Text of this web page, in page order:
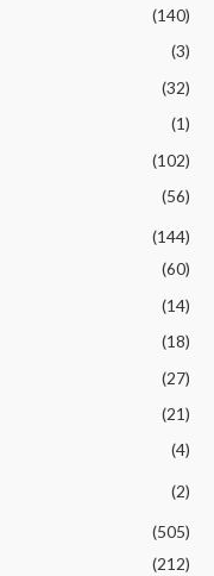
(140)
(3)
(32)
(1)
(102)
(56)
(144)
(60)
(14)
(18)
(27)
(21)
(4)
(2)
(505)
(212)